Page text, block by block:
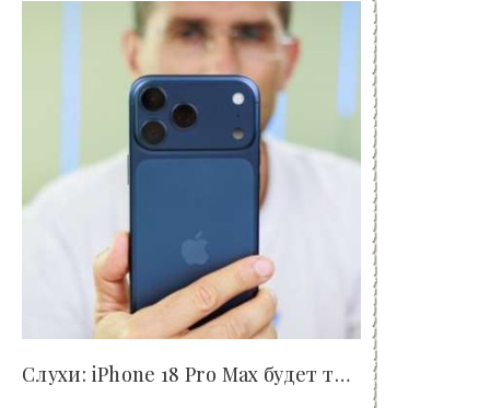
Слухи: iPhone 18 Pro Max будет тяжелый и толстый..